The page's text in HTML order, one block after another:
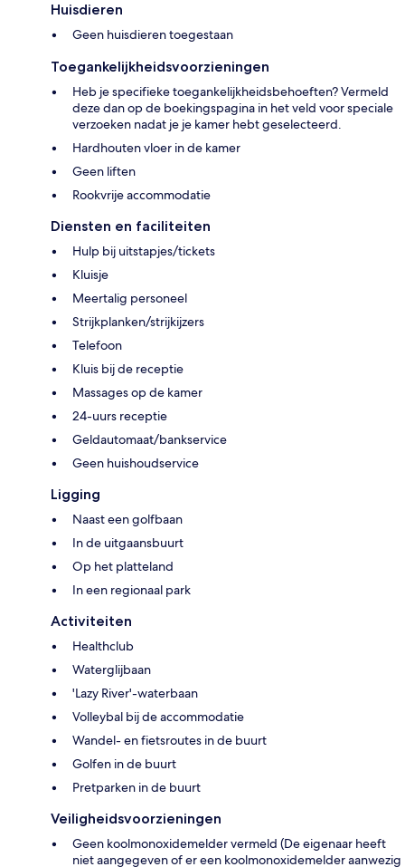
Huisdieren
Geen huisdieren toegestaan
Toegankelijkheidsvoorzieningen
Heb je specifieke toegankelijkheidsbehoeften? Vermeld
deze dan op de boekingspagina in het veld voor speciale
verzoeken nadat je je kamer hebt geselecteerd.
Hardhouten vloer in de kamer
Geen liften
Rookvrije accommodatie
Diensten en faciliteiten
Hulp bij uitstapjes/tickets
Kluisje
Meertalig personeel
Strijkplanken/strijkijzers
Telefoon
Kluis bij de receptie
Massages op de kamer
24-uurs receptie
Geldautomaat/bankservice
Geen huishoudservice
Ligging
Naast een golfbaan
In de uitgaansbuurt
Op het platteland
In een regionaal park
Activiteiten
Healthclub
Waterglijbaan
'Lazy River'-waterbaan
Volleybal bij de accommodatie
Wandel- en fietsroutes in de buurt
Golfen in de buurt
Pretparken in de buurt
Veiligheidsvoorzieningen
Geen koolmonoxidemelder vermeld (De eigenaar heeft
niet aangegeven of er een koolmonoxidemelder aanwezig